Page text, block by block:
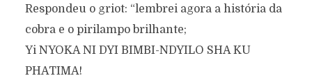
Respondeu o griot: “lembrei agora a história da
cobra e o pirilampo brilhante;
Yi NYOKA NI DYI BIMBI-NDYILO SHA KU
PHATIMA!